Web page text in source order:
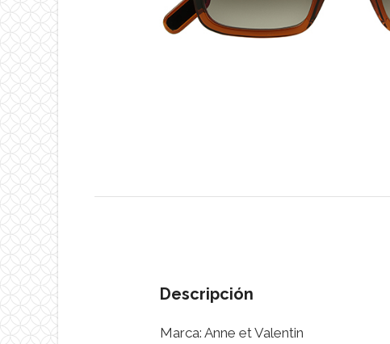
Descripción
Marca: Anne et Valentin